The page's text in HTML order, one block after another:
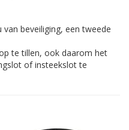
beveiliging, een tweede
te tillen, ook daarom het
of insteekslot te